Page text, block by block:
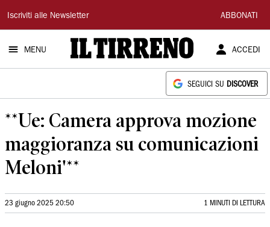
Il
Tirreno
Iscriviti alle Newsletter ABBONATI
MENU ACCEDI
SEGUICI SU DISCOVER
**Ue: Camera approva mozione
maggioranza su comunicazioni
Meloni'**
23 giugno 2025 20:50 1 MINUTI DI LETTURA